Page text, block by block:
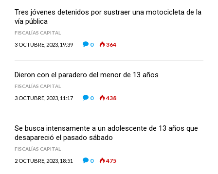
Tres jóvenes detenidos por sustraer una motocicleta de la
vía pública
FISCALÍAS CAPITAL
3 OCTUBRE, 2023, 19:39 0 364
Dieron con el paradero del menor de 13 años
FISCALÍAS CAPITAL
3 OCTUBRE, 2023, 11:17 0 438
Se busca intensamente a un adolescente de 13 años que
desapareció el pasado sábado
FISCALÍAS CAPITAL
2 OCTUBRE, 2023, 18:51 0 475